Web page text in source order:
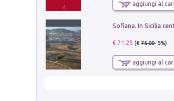
aggiungi al
€ 71.25 (€75.00- 5%)
aggiungi al